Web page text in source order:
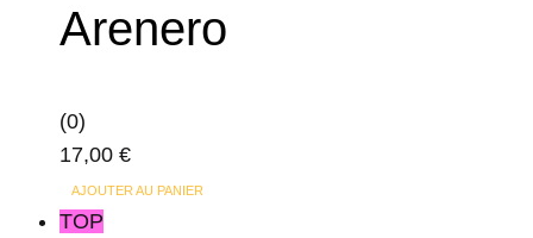
du
Les
sur
Arenero
(0)
17,00 €
AJOUTER AU PANIER
TOP